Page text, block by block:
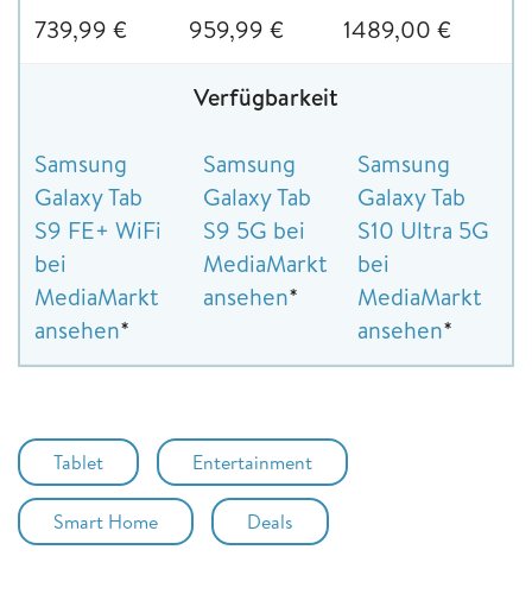
739,99 € 959,99 € 1489,00 €
Verfügbarkeit
Samsung
Galaxy Tab
S9 FE+ WiFi
bei
MediaMarkt
ansehen*
Samsung
Galaxy Tab
S9 5G bei
MediaMarkt
ansehen*
Samsung
Galaxy Tab
S10 Ultra 5G
bei
MediaMarkt
ansehen*
Tablet Entertainment
Smart Home Deals